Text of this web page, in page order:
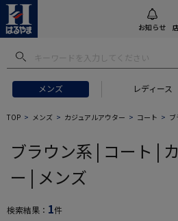
お知らせ
メンズ レディース
TOP メンズ カジュアルアウター コート ブ
ブラウン系 | コート |
ー | メンズ
検索結果： 1件